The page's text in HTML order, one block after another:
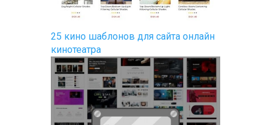
25 кино шаблонов для сайта онлайн
кинотеатра